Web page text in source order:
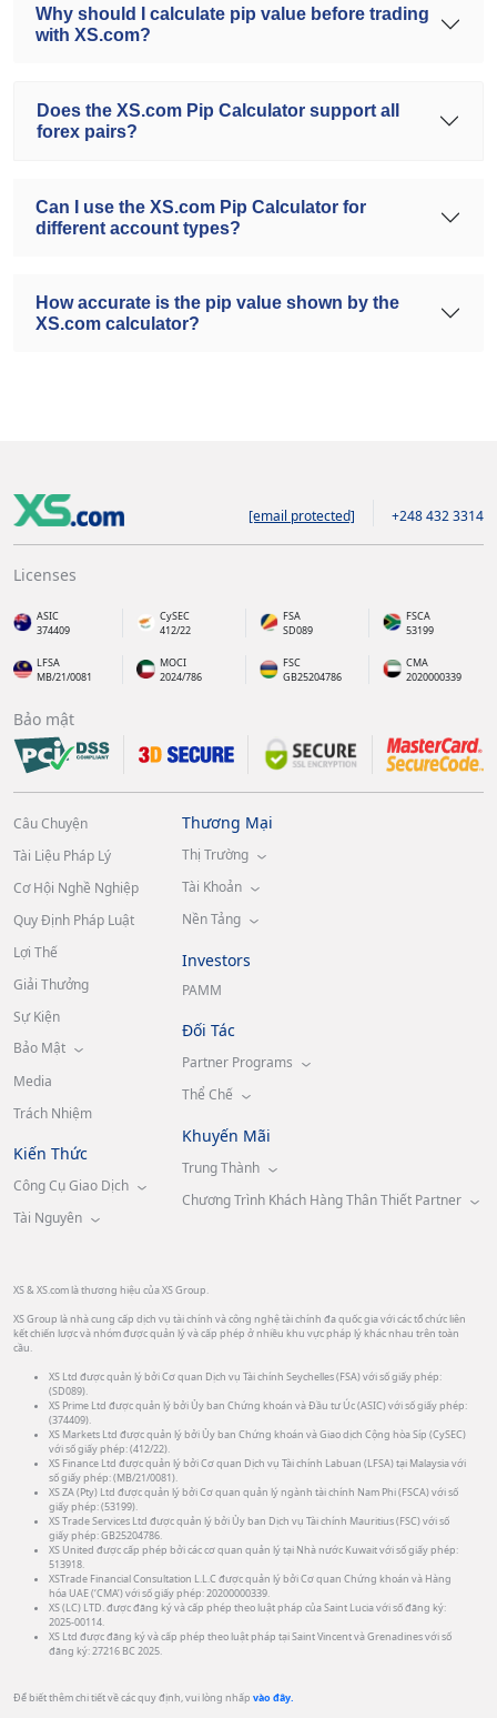
Why should I calculate pip value before trading
with XS.com?
Does the XS.com Pip Calculator support all
forex pairs?
Can I use the XS.com Pip Calculator for
different account types?
How accurate is the pip value shown by the
XS.com calculator?
[email protected] +248 432 3314
Licenses
ASIC
374409
CySEC
412/22
FSA
SD089
FSCA
53199
LFSA
MB/21/0081
MOCI
2024/786
FSC
GB25204786
CMA
2020000339
Bảo mật
Câu Chuyện
Tài Liệu Pháp Lý
Cơ Hội Nghề Nghiệp
Quy Định Pháp Luật
Lợi Thế
Giải Thưởng
Sự Kiện
Bảo Mật
Media
Trách Nhiệm
Kiến Thức
Công Cụ Giao Dịch
Tài Nguyên
Thương Mại
Thị Trường
Tài Khoản
Nền Tảng
Investors
PAMM
Đối Tác
Partner Programs
Thể Chế
Khuyến Mãi
Trung Thành
Chương Trình Khách Hàng Thân Thiết Partner
XS & XS.com là thương hiệu của XS Group.
XS Group là nhà cung cấp dịch vụ tài chính và công nghệ tài chính đa quốc gia với các tổ chức liên
kết chiến lược và nhóm được quản lý và cấp phép ở nhiều khu vực pháp lý khác nhau trên toàn
cầu.
XS Ltd được quản lý bởi Cơ quan Dịch vụ Tài chính Seychelles (FSA) với số giấy phép:
(SD089).
XS Prime Ltd được quản lý bởi Ủy ban Chứng khoán và Đầu tư Úc (ASIC) với số giấy phép:
(374409).
XS Markets Ltd được quản lý bởi Ủy ban Chứng khoán và Giao dịch Cộng hòa Síp (CySEC)
với số giấy phép: (412/22).
XS Finance Ltd được quản lý bởi Cơ quan Dịch vụ Tài chính Labuan (LFSA) tại Malaysia với
số giấy phép: (MB/21/0081).
XS ZA (Pty) Ltd được quản lý bởi Cơ quan quản lý ngành tài chính Nam Phi (FSCA) với số
giấy phép: (53199).
XS Trade Services Ltd được quản lý bởi Ủy ban Dịch vụ Tài chính Mauritius (FSC) với số
giấy phép: GB25204786.
XS United được cấp phép bởi các cơ quan quản lý tại Nhà nước Kuwait với số giấy phép:
513918.
XSTrade Financial Consultation L.L.C được quản lý bởi Cơ quan Chứng khoán và Hàng
hóa UAE (‘CMA’) với số giấy phép: 20200000339.
XS (LC) LTD. được đăng ký và cấp phép theo luật pháp của Saint Lucia với số đăng ký:
2025-00114.
XS Ltd được đăng ký và cấp phép theo luật pháp tại Saint Vincent và Grenadines với số
đăng ký: 27216 BC 2025.
Để biết thêm chi tiết về các quy định, vui lòng nhấp vào đây.